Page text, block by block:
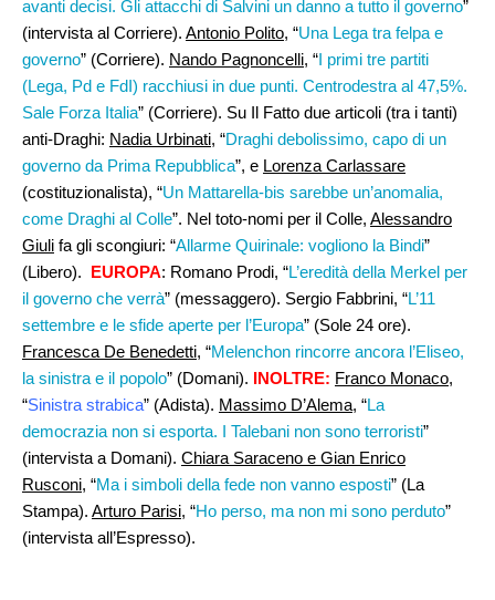
avanti decisi. Gli attacchi di Salvini un danno a tutto il governo”
(intervista al Corriere). Antonio Polito, “Una Lega tra felpa e
governo” (Corriere). Nando Pagnoncelli, “I primi tre partiti
(Lega, Pd e FdI) racchiusi in due punti. Centrodestra al 47,5%.
Sale Forza Italia” (Corriere). Su Il Fatto due articoli (tra i tanti)
anti-Draghi: Nadia Urbinati, “Draghi debolissimo, capo di un
governo da Prima Repubblica”, e Lorenza Carlassare
(costituzionalista), “Un Mattarella-bis sarebbe un’anomalia,
come Draghi al Colle”. Nel toto-nomi per il Colle, Alessandro
Giuli fa gli scongiuri: “Allarme Quirinale: vogliono la Bindi”
(Libero). EUROPA: Romano Prodi, “L’eredità della Merkel per
il governo che verrà” (messaggero). Sergio Fabbrini, “L’11
settembre e le sfide aperte per l’Europa” (Sole 24 ore).
Francesca De Benedetti, “Melenchon rincorre ancora l’Eliseo,
la sinistra e il popolo” (Domani). INOLTRE: Franco Monaco,
“Sinistra strabica” (Adista). Massimo D’Alema, “La
democrazia non si esporta. I Talebani non sono terroristi”
(intervista a Domani). Chiara Saraceno e Gian Enrico
Rusconi, “Ma i simboli della fede non vanno esposti” (La
Stampa). Arturo Parisi, “Ho perso, ma non mi sono perduto”
(intervista all’Espresso).